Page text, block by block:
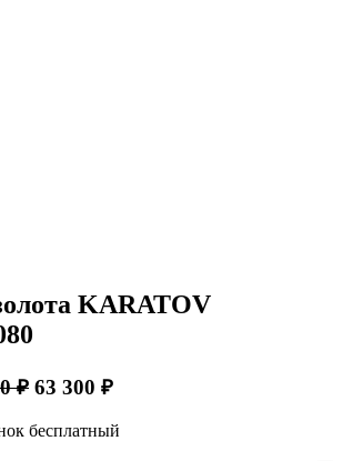
KARATOV
₽ 63 300 ₽
бесплатный